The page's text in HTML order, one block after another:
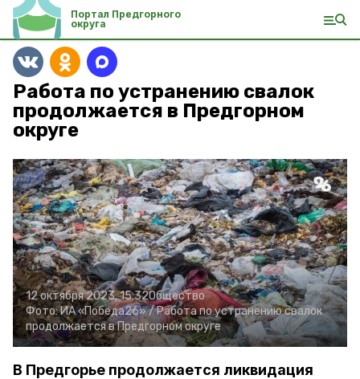
Портал Предгорного
округа
Работа по устранению свалок
продолжается в Предгорном
округе
12 октября 2023, 15:32Общество
Фото:ИА «Победа26» /Работа по устранению свалок
продолжается в Предгорном округе
В Предгорье продолжается ликвидация